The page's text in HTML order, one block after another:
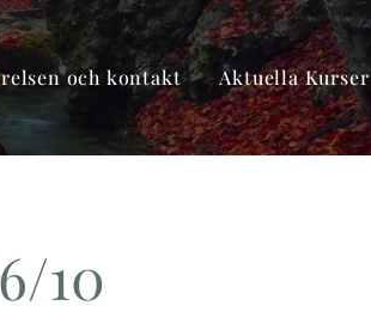
och kontakt Aktuella Kurser
10